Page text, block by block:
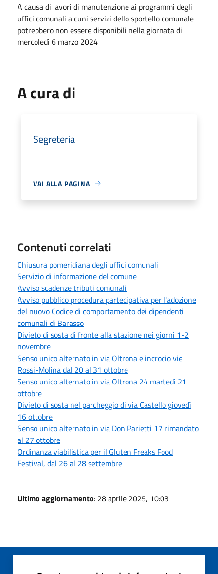
A causa di lavori di manutenzione ai programmi degli
uffici comunali alcuni servizi dello sportello comunale
potrebbero non essere disponibili nella giornata di
mercoledì 6 marzo 2024
A cura di
Segreteria
VAI ALLA PAGINA
Contenuti correlati
Chiusura pomeridiana degli uffici comunali
Servizio di informazione del comune
Avviso scadenze tributi comunali
Avviso pubblico procedura partecipativa per l'adozione
del nuovo Codice di comportamento dei dipendenti
comunali di Barasso
Divieto di sosta di fronte alla stazione nei giorni 1-2
novembre
Senso unico alternato in via Oltrona e incrocio vie
Rossi-Molina dal 20 al 31 ottobre
Senso unico alternato in via Oltrona 24 martedì 21
ottobre
Divieto di sosta nel parcheggio di via Castello giovedì
16 ottobre
Senso unico alternato in via Don Parietti 17 rimandato
al 27 ottobre
Ordinanza viabilistica per il Gluten Freaks Food
Festival, dal 26 al 28 settembre
Ultimo aggiornamento: 28 aprile 2025, 10:03